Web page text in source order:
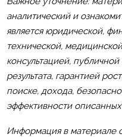
аналитический и
является юридической,
технической,
консультацией,
результата, гарантией
поиске, дохода,
эффективности
Информация в материале